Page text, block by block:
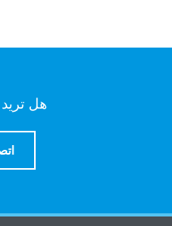
هل تريد
اتصل بنا